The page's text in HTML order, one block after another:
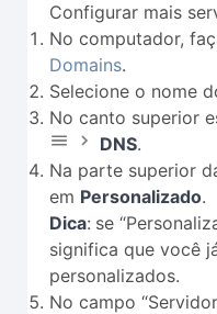
Configurar mais
No computador,
Domains.
Selecione o nome
No canto superior
DNS.
Na parte superior
em Personalizado.
Dica: se
significa que você
personalizados.
No campo